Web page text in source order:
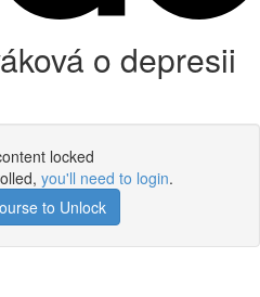
o depresii
locked
you'll need to login.
to Unlock